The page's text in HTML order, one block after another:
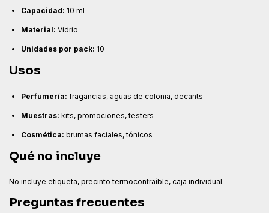
Capacidad: 10 ml
Material: Vidrio
Unidades por pack: 10
Usos
Perfumería: fragancias, aguas de colonia, decants
Muestras: kits, promociones, testers
Cosmética: brumas faciales, tónicos
Qué no incluye
No incluye etiqueta, precinto termocontraíble, caja individual.
Preguntas frecuentes